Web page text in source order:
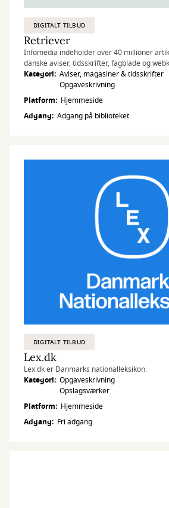
DIGITALT TILBUD
Retriever
Infomedia indeholder over 40 millioner
danske aviser, tidsskrifter, fagblade og
Kategori Aviser, magasiner & tidsskrifter
Opgaveskrivning
Platform
Hjemmeside
Adgang Adgang på biblioteket
DIGITALT TILBUD
Lex.dk
Lex.dk er Danmarks nationalleksikon.
Kategori Opgaveskrivning
Opslagsværker
Platform
Hjemmeside
Adgang
Fri adgang